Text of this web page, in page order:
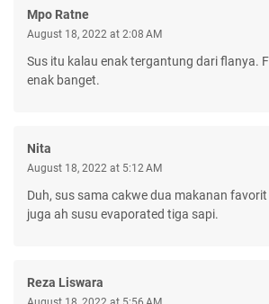
Mpo Ratne
August 18, 2022 at 2:08 AM
Sus itu kalau enak tergantung dari flanya.
enak banget.
Nita
August 18, 2022 at 5:12 AM
Duh, sus sama cakwe dua makanan
juga ah susu evaporated tiga sapi.
Reza Liswara